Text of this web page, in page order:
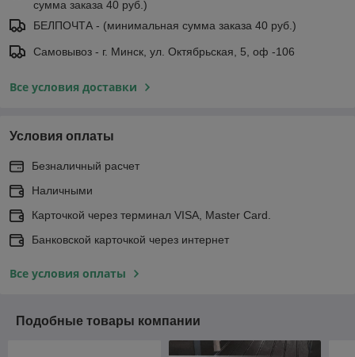
сумма заказа 40 руб.)
БЕЛПОЧТА - (минимальная сумма заказа 40 руб.)
Самовывоз - г. Минск, ул. Октябрьская, 5, оф -106
Все условия доставки
Условия оплаты
Безналичный расчет
Наличными
Карточкой через терминал VISA, Master Card.
Банковской карточкой через интернет
Все условия оплаты
Подобные товары компании